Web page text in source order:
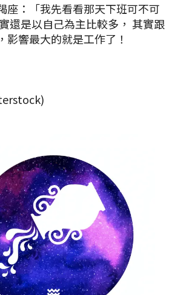
座：「我先看看那天下班可不可
還是以自己為主比較多， 其實跟
影響最大的就是工作了！